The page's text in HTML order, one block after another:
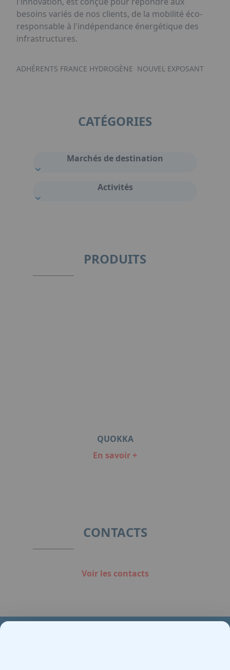
besoins variés de nos clients, de la mobilité éco-
responsable à l'indépendance énergétique des
infrastructures.
ADHÉRENTS FRANCE HYDROGÈNE NOUVEL EXPOSANT
CATÉGORIES
Marchés de destination
Activités
PRODUITS
QUOKKA
En savoir +
CONTACTS
Voir les contacts